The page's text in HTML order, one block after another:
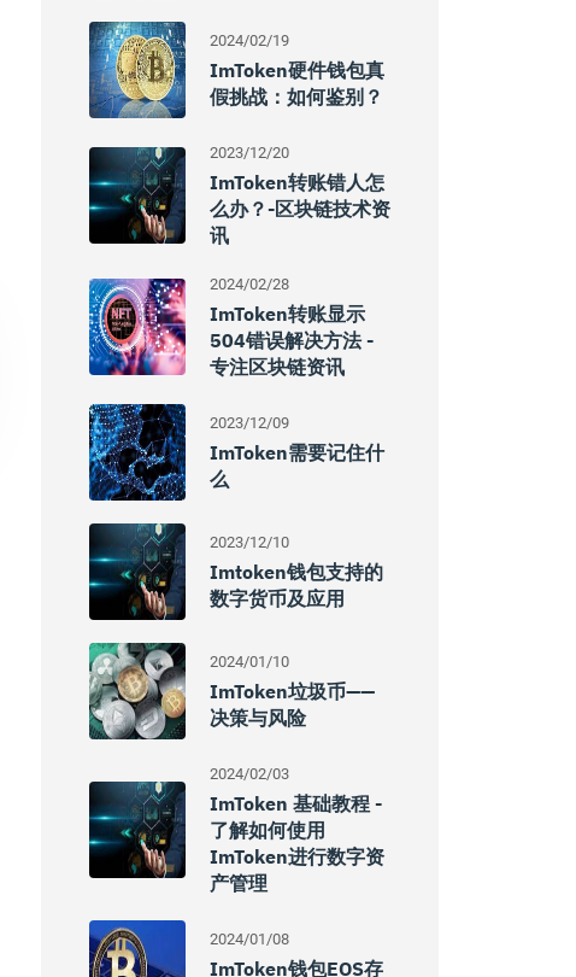
2024/02/19
ImToken硬件钱包真
假挑战：如何鉴别？
2023/12/20
ImToken转账错人怎
么办？-区块链技术资
讯
2024/02/28
ImToken转账显示
504错误解决方法 -
专注区块链资讯
2023/12/09
ImToken需要记住什
么
2023/12/10
Imtoken钱包支持的
数字货币及应用
2024/01/10
ImToken垃圾币——
决策与风险
2024/02/03
ImToken 基础教程 -
了解如何使用
ImToken进行数字资
产管理
2024/01/08
ImToken钱包EOS存